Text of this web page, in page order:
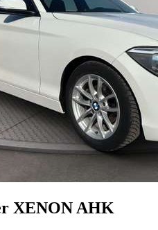
XENON AHK